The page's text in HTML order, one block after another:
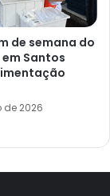
de semana do
Santos
de 2026